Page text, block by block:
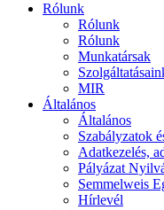
Rólunk
Rólunk
Rólunk
Munkatársak
MIR
Általános
Általános
Szabályzatok
Adatkezelés,
Pályázat
Semmelweis
Hírlevél